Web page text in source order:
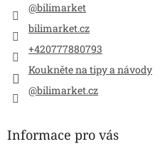
@bilimarket
bilimarket.cz
+420777880793
Koukněte na tipy a návody
@bilimarket.cz
Informace pro vás